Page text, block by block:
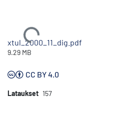
Ladataan...
xtul_2000_11_dig.pdf
9.29 MB
CC BY 4.0
Lataukset 157